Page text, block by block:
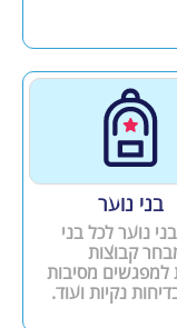
בני נוער
נוער לכל בני
קבוצות
למפגשים מסיבות
נקיות ועוד.